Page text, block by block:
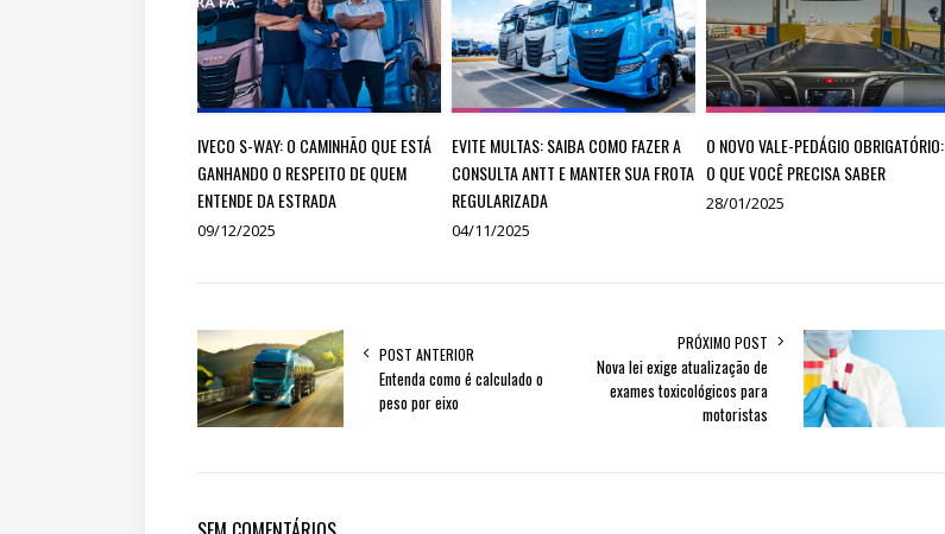
IVECO S-WAY: O CAMINHÃO QUE ESTÁ
GANHANDO O RESPEITO DE QUEM
ENTENDE DA ESTRADA
09/12/2025
EVITE MULTAS: SAIBA COMO FAZER A
CONSULTA ANTT E MANTER SUA FROTA
REGULARIZADA
04/11/2025
O NOVO VALE-PEDÁGIO OBRIGATÓRIO:
O QUE VOCÊ PRECISA SABER
28/01/2025
POST ANTERIOR
Entenda como é calculado o
peso por eixo
PRÓXIMO POST
Nova lei exige atualização de
exames toxicológicos para
motoristas